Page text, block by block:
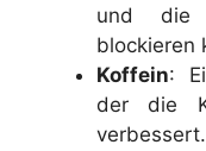
und die
blockieren
Koffein:
der die
verbessert.